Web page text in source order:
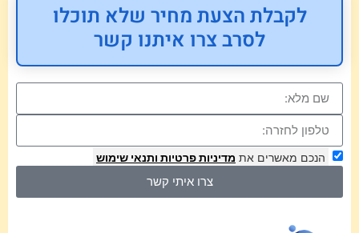
לקבלת הצעת מחיר שלא תוכלו
לסרב צרו איתנו קשר
הנכם מאשרים את מדיניות פרטיות ותנאי שימוש
צרו איתי קשר